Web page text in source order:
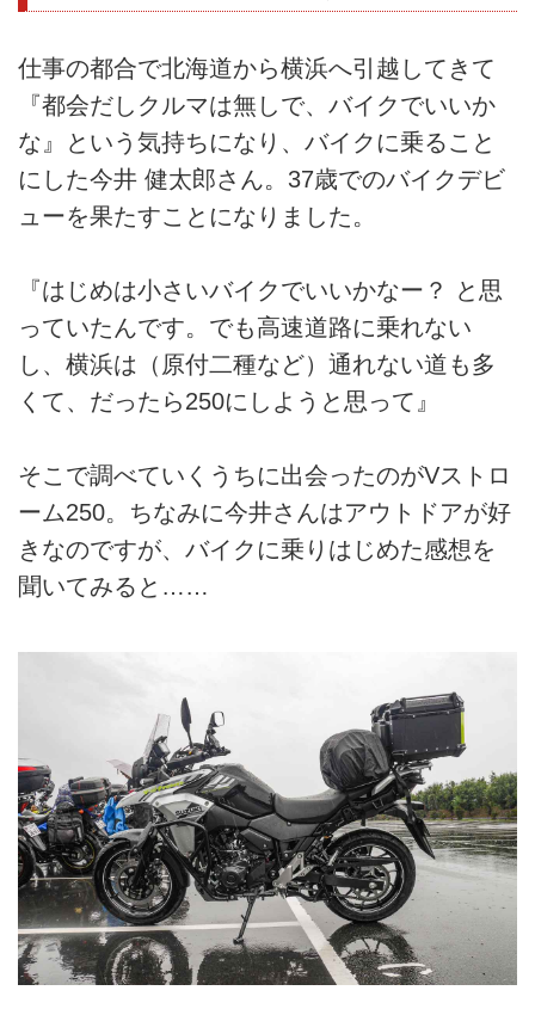
仕事の都合で北海道から横浜へ引越してきて
『都会だしクルマは無しで、バイクでいいか
な』という気持ちになり、バイクに乗ること
にした今井 健太郎さん。37歳でのバイクデビ
ューを果たすことになりました。
『はじめは小さいバイクでいいかなー？ と思
っていたんです。でも高速道路に乗れない
し、横浜は（原付二種など）通れない道も多
くて、だったら250にしようと思って』
そこで調べていくうちに出会ったのがVストロ
ーム250。ちなみに今井さんはアウトドアが好
きなのですが、バイクに乗りはじめた感想を
聞いてみると……